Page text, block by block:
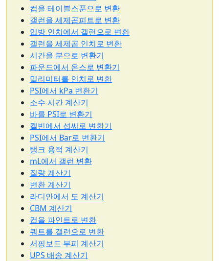
컵을 테이블스푼으로 변환
갤런을 세제곱피트로 변환
입방 인치에서 갤런으로 변환
갤런을 세제곱 인치로 변환
시간을 분으로 변환기
파운드에서 온스로 변환기
밀리미터를 인치로 변환
PSI에서 kPa 변환기
소수 시간 계산기
바를 PSI로 변환기
켈빈에서 섭씨로 변환기
PSI에서 Bar로 변환기
탱크 용적 계산기
mL에서 갤런 변환
질량 계산기
변환 계산기
라디안에서 도 계산기
CBM 계산기
컵을 파인트로 변환
쿼트를 갤런으로 변환
서핑보드 부피 계산기
UPS 배송 계산기